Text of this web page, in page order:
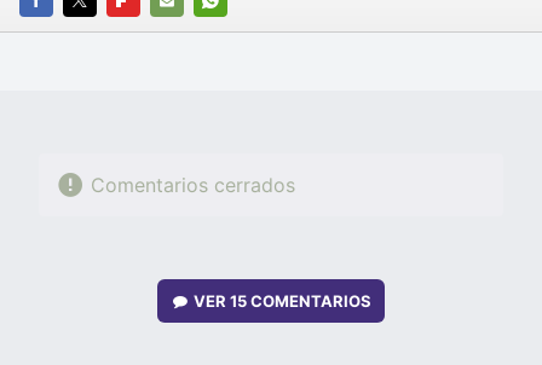
FACEBOOK
TWITTERFLIPBOARD
E-
WHATSAPP
Comentarios cerrados
VER15 COMENTARIOS